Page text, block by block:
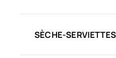
SÈCHE-